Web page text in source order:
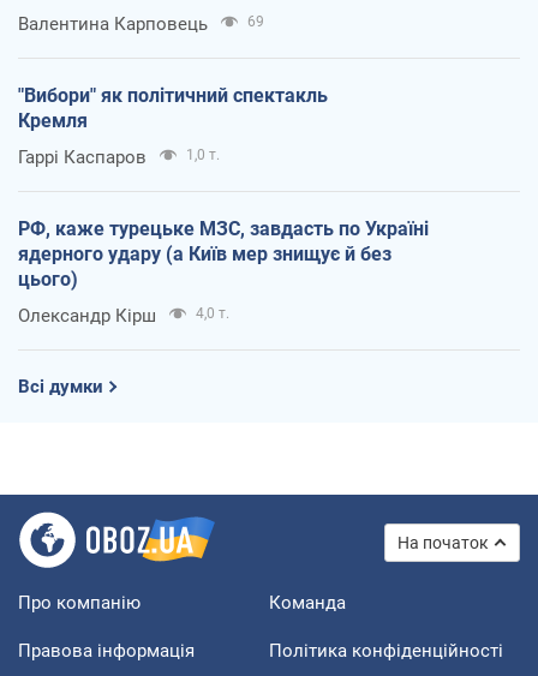
Валентина Карповець 69
"Вибори" як політичний спектакль
Кремля
Гаррі Каспаров 1,0 т.
РФ, каже турецьке МЗС, завдасть по Україні
ядерного удару (а Київ мер знищує й без
цього)
Олександр Кірш 4,0 т.
Всі думки
На початок
Про компанію Команда
Правова інформація Політика конфіденційності